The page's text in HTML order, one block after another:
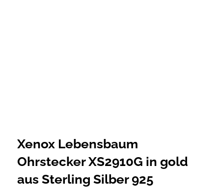
Xenox Lebensbaum
Ohrstecker XS2910G in gold
aus Sterling Silber 925